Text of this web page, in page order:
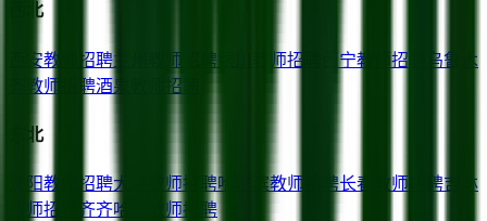
西北
西安教师招聘兰州 教师招聘 教师招聘 西宁教师招聘
乌鲁木
教师招聘酒泉 教师招聘
东北
沈阳教师招聘大连 教师招聘哈尔滨教师招聘长春 教师招聘吉林
教师招聘
齐齐哈尔
教师招聘